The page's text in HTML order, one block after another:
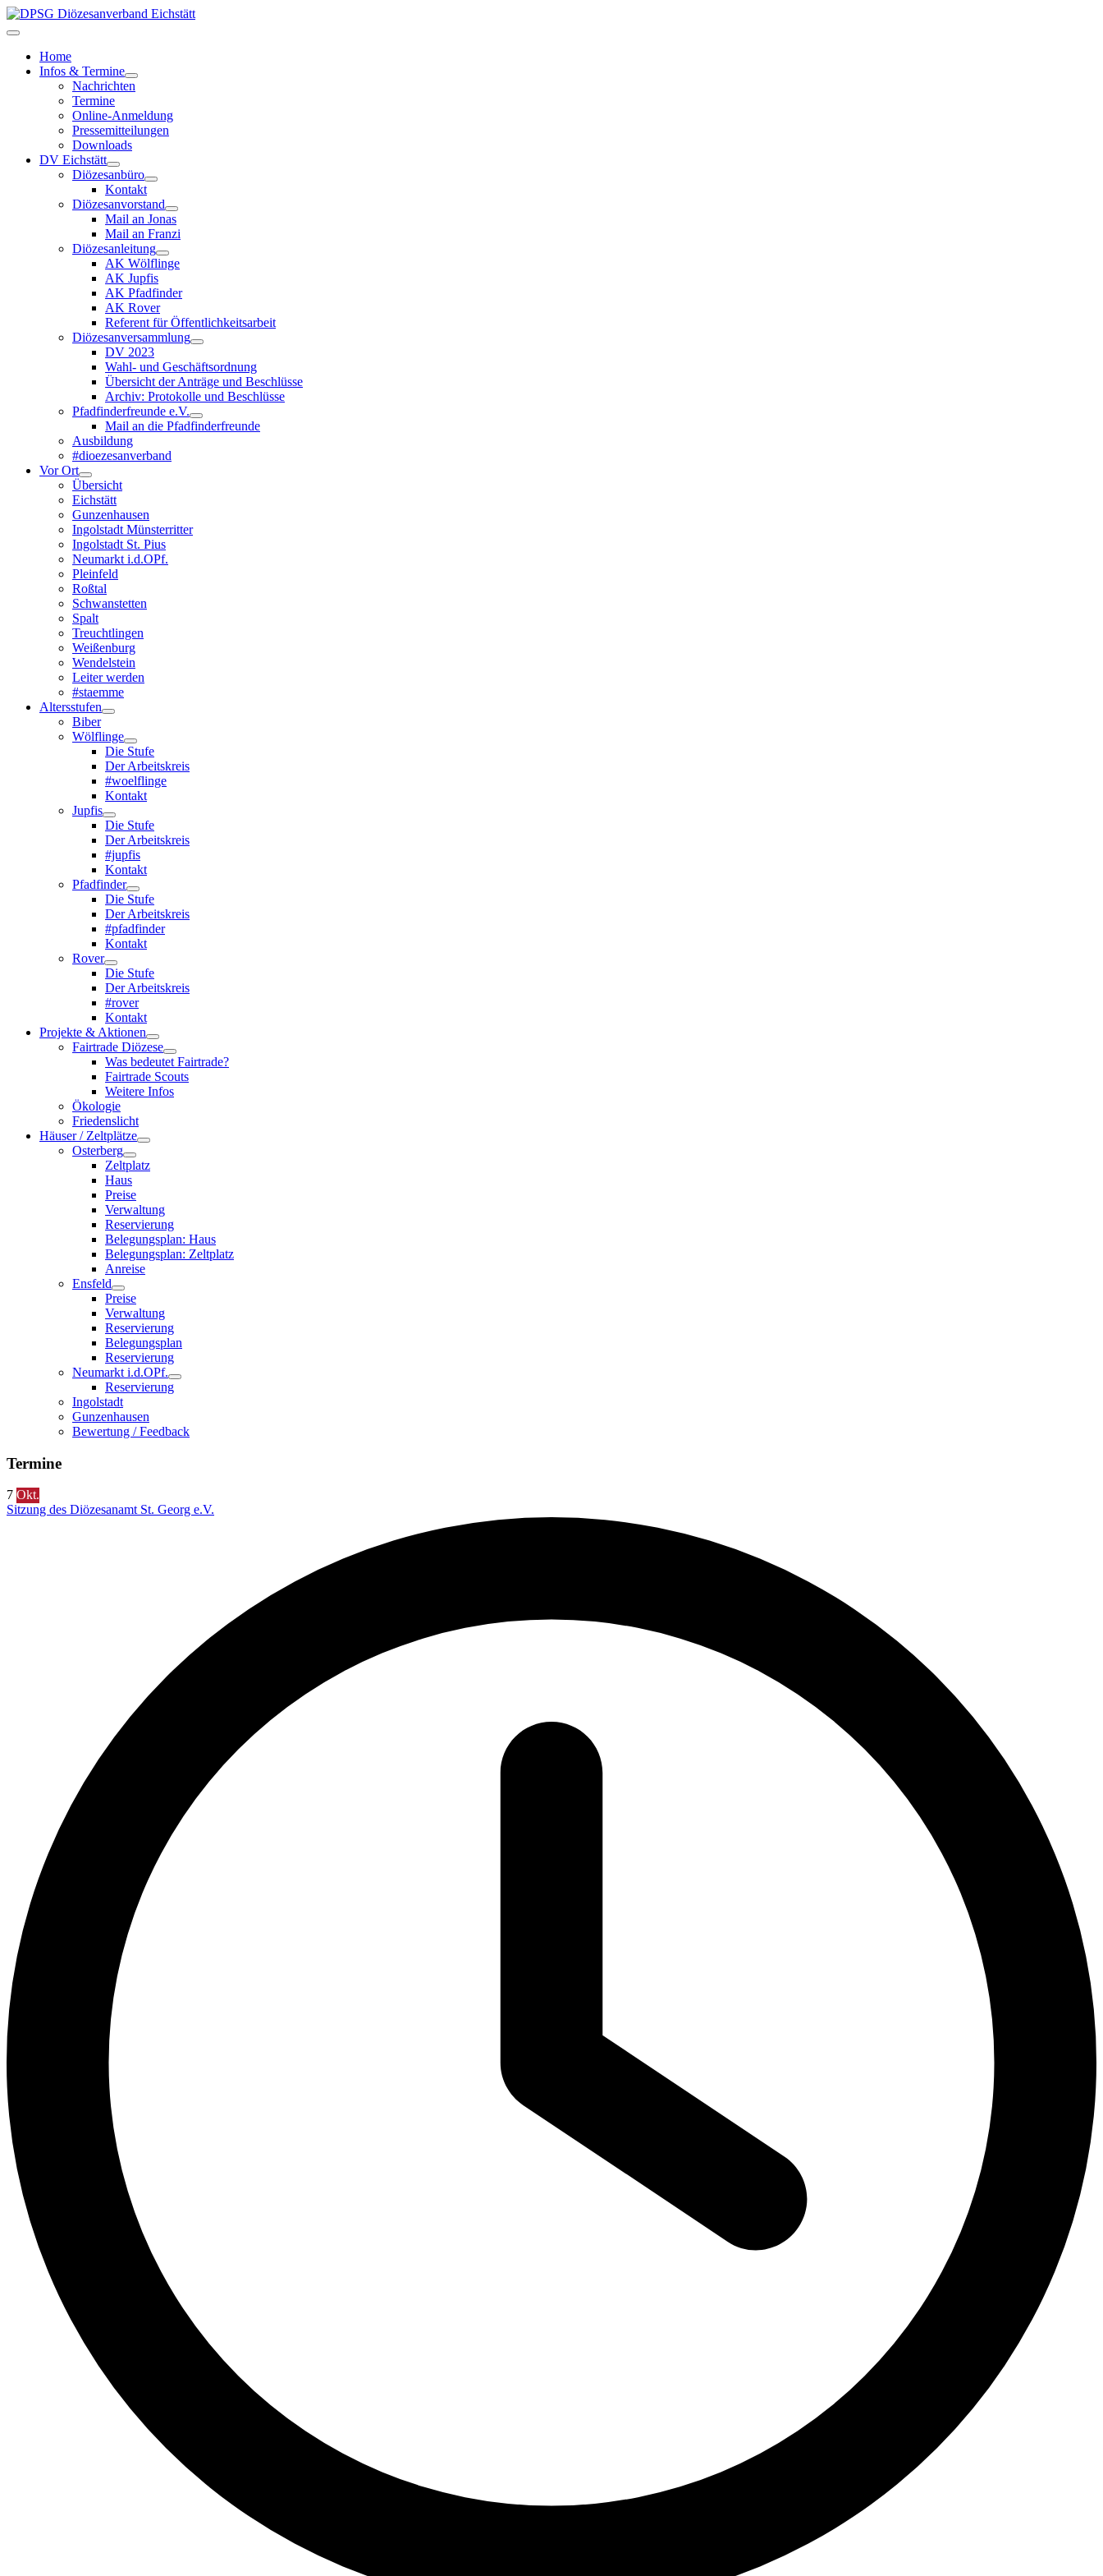
Home
Infos & Termine
Nachrichten
Termine
Online-Anmeldung
Pressemitteilungen
Downloads
DV Eichstätt
Diözesanbüro
Kontakt
Diözesanvorstand
Mail an Jonas
Mail an Franzi
Diözesanleitung
AK Wölflinge
AK Jupfis
AK Pfadfinder
AK Rover
Referent für Öffentlichkeitsarbeit
Diözesanversammlung
DV 2023
Wahl- und Geschäftsordnung
Übersicht der Anträge und Beschlüsse
Archiv: Protokolle und Beschlüsse
Pfadfinderfreunde e.V.
Mail an die Pfadfinderfreunde
Ausbildung
#dioezesanverband
Vor Ort
Übersicht
Eichstätt
Gunzenhausen
Ingolstadt Münsterritter
Ingolstadt St. Pius
Neumarkt i.d.OPf.
Pleinfeld
Roßtal
Schwanstetten
Spalt
Treuchtlingen
Weißenburg
Wendelstein
Leiter werden
#staemme
Altersstufen
Biber
Wölflinge
Die Stufe
Der Arbeitskreis
#woelflinge
Kontakt
Jupfis
Die Stufe
Der Arbeitskreis
#jupfis
Kontakt
Pfadfinder
Die Stufe
Der Arbeitskreis
#pfadfinder
Kontakt
Rover
Die Stufe
Der Arbeitskreis
#rover
Kontakt
Projekte & Aktionen
Fairtrade Diözese
Was bedeutet Fairtrade?
Fairtrade Scouts
Weitere Infos
Ökologie
Friedenslicht
Häuser / Zeltplätze
Osterberg
Zeltplatz
Haus
Preise
Verwaltung
Reservierung
Belegungsplan: Haus
Belegungsplan: Zeltplatz
Anreise
Ensfeld
Preise
Verwaltung
Reservierung
Belegungsplan
Reservierung
Neumarkt i.d.OPf.
Reservierung
Ingolstadt
Gunzenhausen
Bewertung / Feedback
Termine
7 Okt.
Sitzung des Diözesanamt St. Georg e.V.